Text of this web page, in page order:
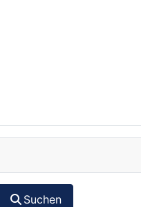
Suchen